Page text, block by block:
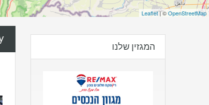
Leaflet| ©OpenStreetMap
המגזין שלנו